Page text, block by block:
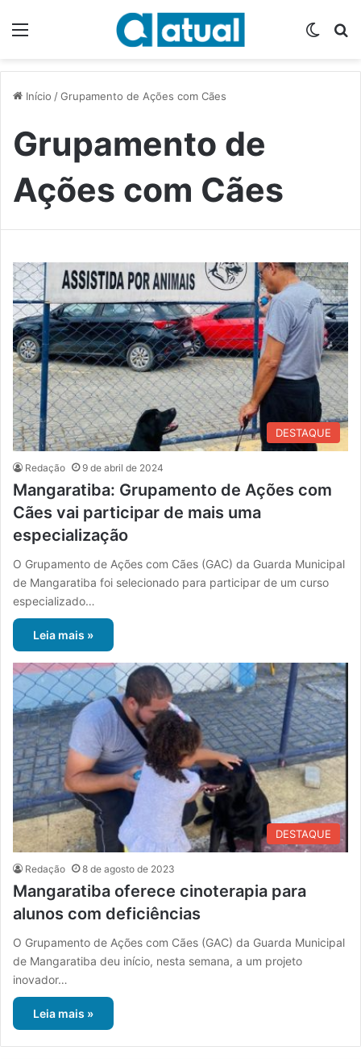
Início /Grupamento de Ações com Cães
Grupamento de
Ações com Cães
DESTAQUE
Redação 9 de abril de 2024
Mangaratiba: Grupamento de Ações com
Cães vai participar de mais uma
especialização
O Grupamento de Ações com Cães (GAC) da Guarda Municipal
de Mangaratiba foi selecionado para participar de um curso
especializado…
Leia mais »
DESTAQUE
Redação 8 de agosto de 2023
Mangaratiba oferece cinoterapia para
alunos com deficiências
O Grupamento de Ações com Cães (GAC) da Guarda Municipal
de Mangaratiba deu início, nesta semana, a um projeto
inovador…
Leia mais »